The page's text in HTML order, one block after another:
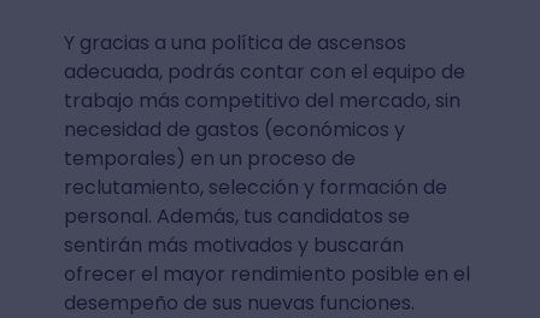
Y gracias a una política de ascensos
adecuada, podrás contar con el equipo de
trabajo más competitivo del mercado, sin
necesidad de gastos (económicos y
temporales) en un proceso de
reclutamiento, selección y formación de
personal. Además, tus candidatos se
sentirán más motivados y buscarán
ofrecer el mayor rendimiento posible en el
desempeño de sus nuevas funciones.